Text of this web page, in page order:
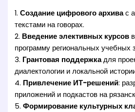
1.Создание цифрового архивас
текстами на говорах.
2. Введение элективных курсов
программу региональных учебных
3. Грантовая поддержкадля
диалектологии и локальной
4. Привлечение ИТ-решений:
приложений и подкастов на
5.Формирование культурных